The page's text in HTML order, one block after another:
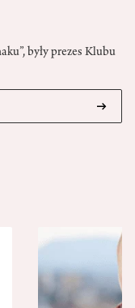
były prezes Klubu